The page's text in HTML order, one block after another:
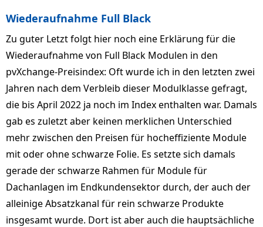
Wiederaufnahme Full Black
Zu guter Letzt folgt hier noch eine Erklärung für die
Wiederaufnahme von Full Black Modulen in den
pvXchange-Preisindex: Oft wurde ich in den letzten zwei
Jahren nach dem Verbleib dieser Modulklasse gefragt,
die bis April 2022 ja noch im Index enthalten war. Damals
gab es zuletzt aber keinen merklichen Unterschied
mehr zwischen den Preisen für hocheffiziente Module
mit oder ohne schwarze Folie. Es setzte sich damals
gerade der schwarze Rahmen für Module für
Dachanlagen im Endkundensektor durch, der auch der
alleinige Absatzkanal für rein schwarze Produkte
insgesamt wurde. Dort ist aber auch die hauptsächliche